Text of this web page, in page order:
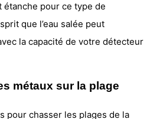
pour ce type de
que l’eau salée peut
la capacité de votre détecteur
métaux sur la plage
pour chasser les plages de la